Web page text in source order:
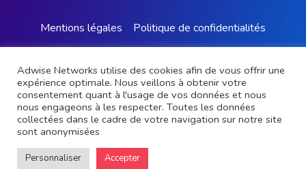
Mentions légales Politique de confidentialités​
2021 © Adwise Networks
Adwise Networks utilise des cookies afin de vous offrir une
expérience optimale. Nous veillons à obtenir votre
consentement quant à l'usage de vos données et nous
nous engageons à les respecter. Toutes les données
collectées dans le cadre de votre navigation sur notre site
sont anonymisées
Personnaliser Accepter